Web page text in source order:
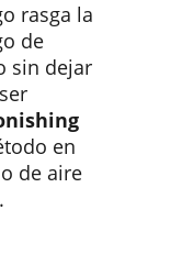
rasga la
de
sin dejar
en
de aire